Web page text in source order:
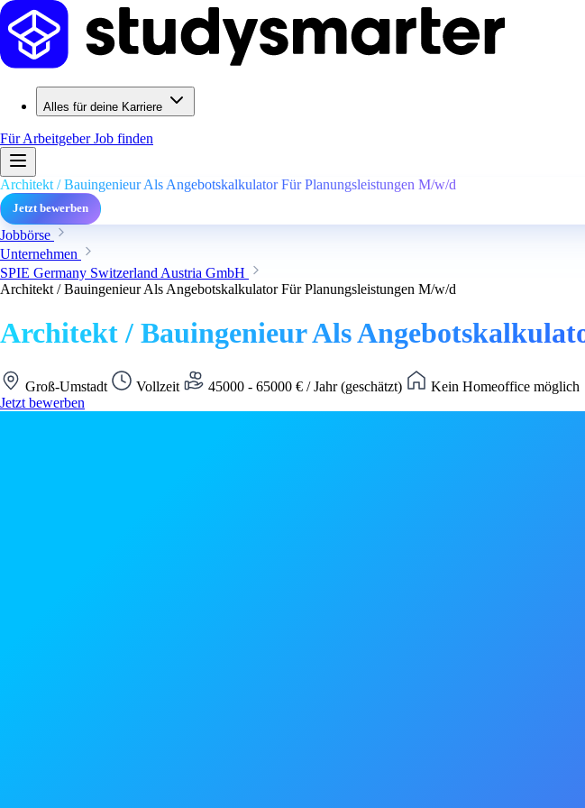
Alles für deine Karriere
Für ArbeitgeberJob finden
Architekt / Bauingenieur Als Angebotskalkulator Für Planungsleistungen M/w/d
Jetzt bewerben
Jobbörse
Unternehmen
SPIE Germany Switzerland Austria GmbH
Architekt / Bauingenieur Als Angebotskalkulator Für Planungsleistungen M/w/d
Architekt / Bauingenieur Als
Groß-Umstadt Vollzeit 45000 - 65000 € / Jahr (geschätzt)
Kein Homeoffice möglich
Jetzt bewerben